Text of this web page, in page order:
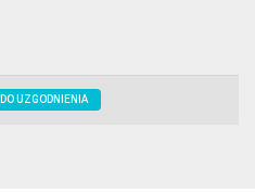
DO UZGODNIENIA